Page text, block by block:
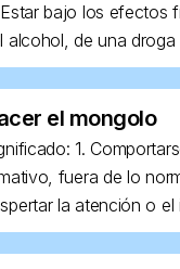
bajo los efectos
alcohol, de una droga
el mongolo
1.
fuera de lo
la atención o el